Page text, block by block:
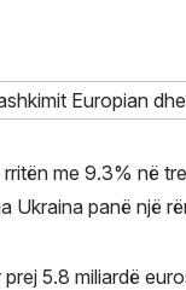
me 9.3% në
Ukraina panë një
5.8 miliardë